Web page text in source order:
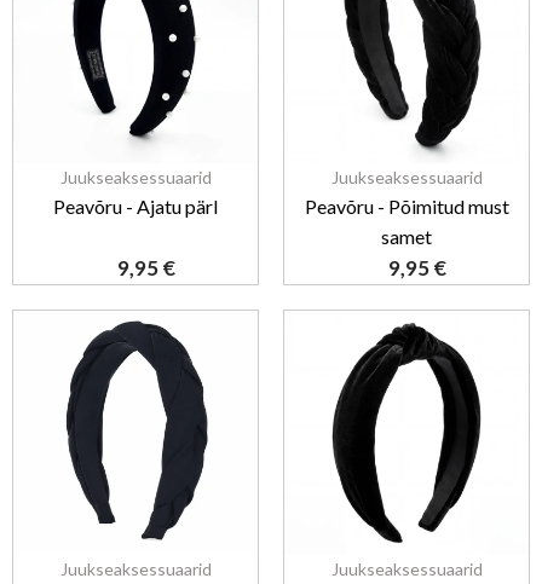
Juukseaksessuaarid
Peavõru - Ajatu pärl
9,95€
Juukseaksessuaarid
Peavõru - Põimitud must
samet
9,95€
Juukseaksessuaarid Juukseaksessuaarid